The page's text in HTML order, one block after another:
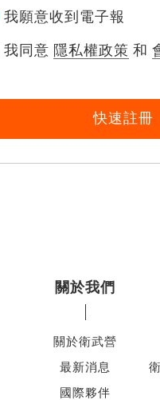
我願意收到電子報
我同意 隱私權政策 和
快速註冊
關於我們
關於衛武營
最新消息
國際夥伴